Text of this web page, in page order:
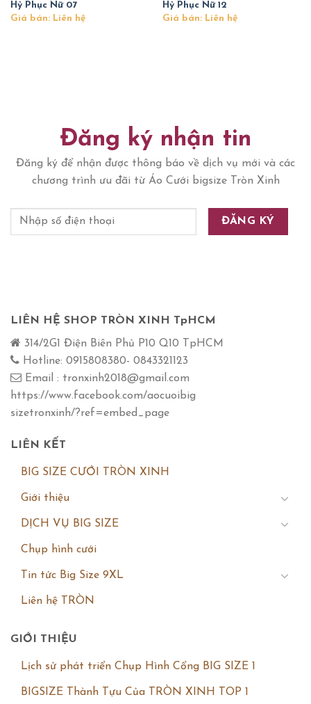
Hỷ Phục Nữ 07
Giá bán: Liên hệ
Hỷ Phục Nữ 12
Giá bán: Liên hệ
Đăng ký nhận tin
Đăng ký để nhận được thông báo về dịch vụ mới và các
chương trình ưu đãi từ Áo Cưới bigsize Tròn Xinh
LIÊN HỆ SHOP TRÒN XINH TpHCM
314/2G1 Điện Biên Phủ P10 Q10 TpHCM
Hotline: 0915808380- 0843321123
Email : tronxinh2018@gmail.com
https://www.facebook.com/aocuoibig
sizetronxinh/?ref=embed_page
LIÊN KẾT
BIG SIZE CƯỚI TRÒN XINH
Giới thiệu
DỊCH VỤ BIG SIZE
Chụp hình cưới
Tin tức Big Size 9XL
Liên hệ TRÒN
GIỚI THIỆU
Lịch sử phát triển Chụp Hình Cổng BIG SIZE 1
BIGSIZE Thành Tựu Của TRÒN XINH TOP 1